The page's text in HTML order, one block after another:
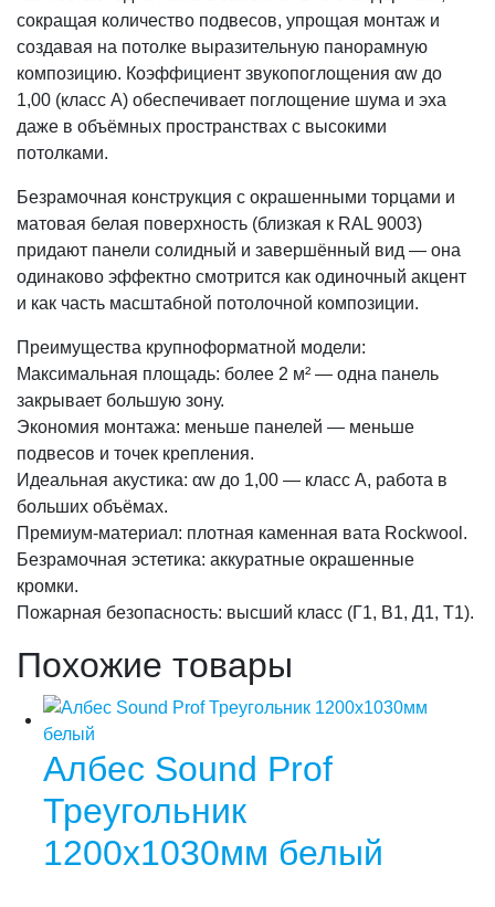
сокращая количество подвесов, упрощая монтаж и
создавая на потолке выразительную панорамную
композицию. Коэффициент звукопоглощения αw до
1,00 (класс А) обеспечивает поглощение шума и эха
даже в объёмных пространствах с высокими
потолками.
Безрамочная конструкция с окрашенными торцами и
матовая белая поверхность (близкая к RAL 9003)
придают панели солидный и завершённый вид — она
одинаково эффектно смотрится как одиночный акцент
и как часть масштабной потолочной композиции.
Преимущества крупноформатной модели:
Максимальная площадь: более 2 м² — одна панель
закрывает большую зону.
Экономия монтажа: меньше панелей — меньше
подвесов и точек крепления.
Идеальная акустика: αw до 1,00 — класс А, работа в
больших объёмах.
Премиум-материал: плотная каменная вата Rockwool.
Безрамочная эстетика: аккуратные окрашенные
кромки.
Пожарная безопасность: высший класс (Г1, В1, Д1, Т1).
Похожие товары
Албес Sound Prof
Треугольник
1200х1030мм белый